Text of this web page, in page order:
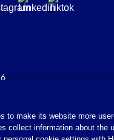
to make its website more
collect information about the